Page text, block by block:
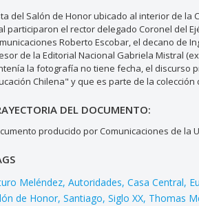
del Salón de Honor ubicado al interior de
participaron el rector delegado Coronel del
Roberto Escobar, el decano de
de la Editorial Nacional Gabriela Mistral
la fotografía no tiene fecha, el discurso
Chilena" y que es parte de la
DEL DOCUMENTO:
producido por Comunicaciones de la
Meléndez Autoridades Casa Central
de Honor Santiago Siglo XX Thomas